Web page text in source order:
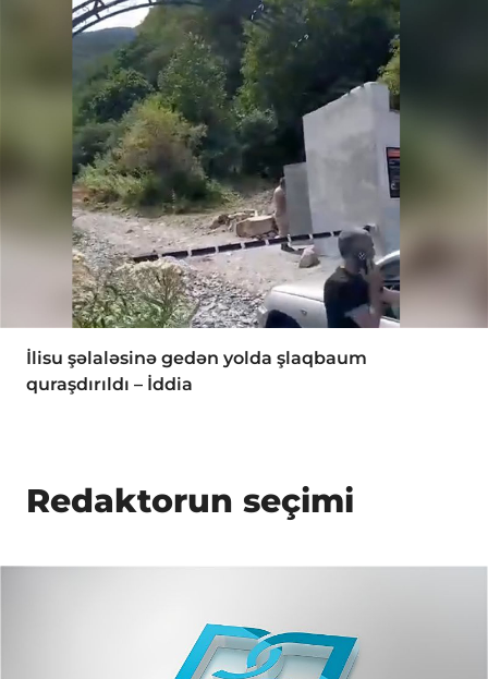
İlisu şəlaləsinə gedən yolda şlaqbaum
quraşdırıldı – İddia
Redaktorun seçimi